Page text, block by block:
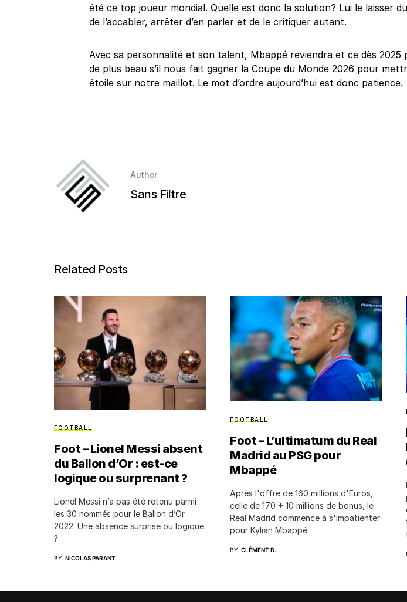
été ce top joueur mondial. Quelle est donc la solution? Lui le laisser
de l’accabler, arrêter d’en parler et de le critiquer autant.
Avec sa personnalité et son talent, Mbappé reviendra et ce dès 2025
de plus beau s’il nous fait gagner la Coupe du Monde 2026 pour
étoile sur notre maillot. Le mot d’ordre aujourd’hui est donc patience.
Author
Sans Filtre
Related Posts
FOOTBALL
Foot – Lionel Messi absent
du Ballon d’Or : est-ce
logique ou surprenant ?
Lionel Messi n’a pas été retenu parmi
les 30 nommés pour le Ballon d’Or
2022. Une absence surprise ou logique
?
BY NICOLAS PARANT
FOOTBALL
Foot – L’ultimatum du Real
Madrid au PSG pour
Mbappé
Après l'offre de 160 millions d'Euros,
celle de 170 + 10 millions de bonus, le
Real Madrid commence à s'impatienter
pour Kylian Mbappé.
BY CLÉMENT B.